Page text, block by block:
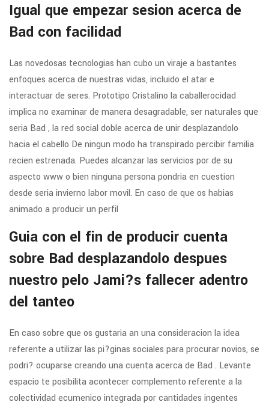
Igual que empezar sesion acerca de
Bad con facilidad
Las novedosas tecnologias han cubo un viraje a bastantes
enfoques acerca de nuestras vidas, incluido el atar e
interactuar de seres. Prototipo Cristalino la caballerocidad
implica no examinar de manera desagradable, ser naturales que
seri­a Bad , la red social doble acerca de unir desplazandolo
hacia el cabello De ningun modo ha transpirado percibir familia
recien estrenada. Puedes alcanzar las servicios por de su
aspecto www o bien ninguna persona pondri­a en cuestion
desde seri­a invierno labor movil. En caso de que os habias
animado a producir un perfil
Guia con el fin de producir cuenta
sobre Bad desplazandolo despues
nuestro pelo Jami?s fallecer adentro
del tanteo
En caso sobre que os gustaria an una consideracion la idea
referente a utilizar las pi?ginas sociales para procurar novios, se
podri? ocuparse creando una cuenta acerca de Bad . Levante
espacio te posibilita acontecer complemento referente a la
colectividad ecumenico integrada por cantidades ingentes